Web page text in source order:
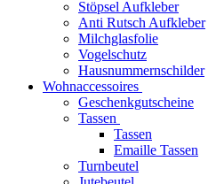
Stöpsel Aufkleber
Anti Rutsch Aufkleber
Milchglasfolie
Vogelschutz
Hausnummernschilder
Wohnaccessoires
Geschenkgutscheine
Tassen
Tassen
Emaille Tassen
Turnbeutel